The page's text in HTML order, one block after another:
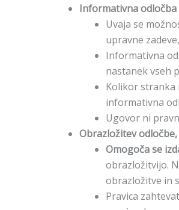
Informativna odločba
Uvaja se
upravne
Informativna
nastanek vseh
Kolikor stranka
informativna
Ugovor ni
Obrazložitev
Omogoča se
obrazložitvijo.
obrazložitve in
Pravica